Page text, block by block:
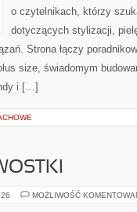
o czytelnikach, którzy
dotyczących stylizacji,
Strona łączy
size, świadomym
i […]
MOŻLIWOŚĆ